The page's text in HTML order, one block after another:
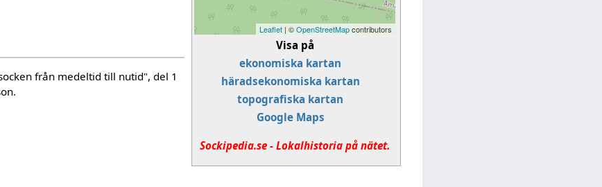
Leaflet | ©OpenStreetMapcontributors
Visa på
ekonomiska kartan
häradsekonomiska kartan
topografiska kartan
Google Maps
Sockipedia.se - Lokalhistoria på nätet.
från medeltid till nutid", del 1